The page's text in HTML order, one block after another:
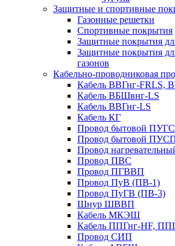
Защитные и спортивные
Газонные решетки
Спортивные покрытия
Защитные покрытия
Защитные покрытия
газонов
Кабельно-проводниковая
Кабель ВВГнг-FRLS,
Кабель ВБШвнг-LS
Кабель ВВГнг-LS
Кабель КГ
Провод бытовой
Провод бытовой
Провод
Провод ПВС
Провод ПГВВП
Провод ПуВ (ПВ-1)
Провод ПуГВ (ПВ-3)
Шнур ШВВП
Кабель МКЭШ
Кабель ППГнг-HF,
Провод СИП